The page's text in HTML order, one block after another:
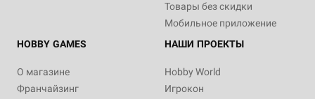
Товары без скидки
Мобильное приложение
HOBBY GAMES
О магазине
Франчайзинг
НАШИ ПРОЕКТЫ
Hobby World
Игрокон